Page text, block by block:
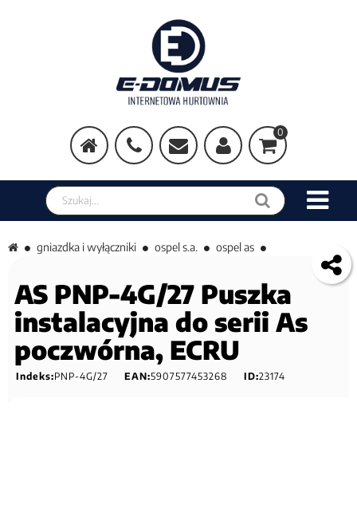
0
Szukaj w sklepie
gniazdka i wyłączniki ospel s.a. ospel as
AS PNP-4G/27 Puszka
instalacyjna do serii As
poczwórna, ECRU
Indeks:PNP-4G/27 EAN:5907577453268 ID:23174